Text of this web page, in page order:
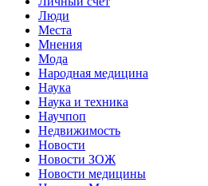
Люди
Места
Мнения
Мода
Народная медицина
Наука
Наука и техника
Научпоп
Недвижимость
Новости
Новости ЗОЖ
Новости медицины